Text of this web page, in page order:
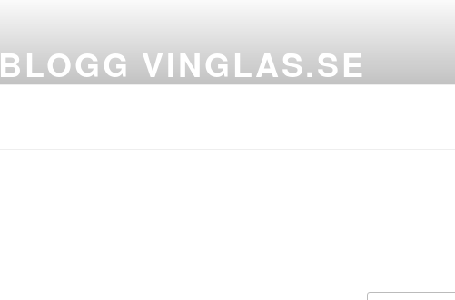
BLOGG VINGLAS.SE